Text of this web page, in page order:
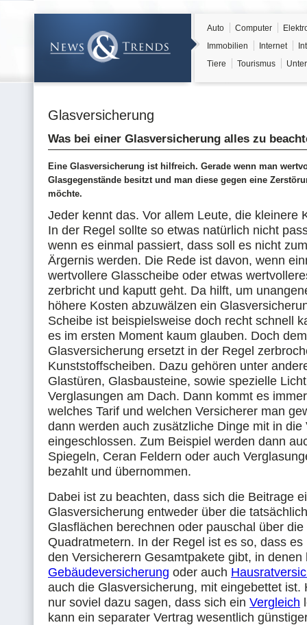
Auto Computer
Immobilien
Internet
Tiere
Tourismus
Glasversicherung
Was bei einer Glasversicherung alles zu
Eine Glasversicherung ist hilfreich. Gerade wenn man
Glasgegenstände besitzt und man diese gegen eine
möchte.
Jeder kennt das. Vor allem Leute, die kleinere
In der Regel sollte so etwas natürlich nicht
wenn es einmal passiert, dass soll es nicht
Ärgernis werden. Die Rede ist davon, wenn
wertvollere Glasscheibe oder etwas
zerbricht und kaputt geht. Da hilft, um
höhere Kosten abzuwälzen ein
Scheibe ist beispielsweise doch recht schnell
es im ersten Moment kaum glauben. Doch
Glasversicherung ersetzt in der Regel
Kunststoffscheiben. Dazu gehören unter
Glastüren, Glasbausteine, sowie spezielle
Verglasungen am Dach. Dann kommt es
welches Tarif und welchen Versicherer man
dann werden auch zusätzliche Dinge mit in die
eingeschlossen. Zum Beispiel werden dann
Spiegeln, Ceran Feldern oder auch
bezahlt und übernommen.
Dabei ist zu beachten, dass sich die Beitrage
Glasversicherung entweder über die
Glasflächen berechnen oder pauschal über
Quadratmetern. In der Regel ist es so, dass
den Versicherern Gesamtpakete gibt, in denen
Gebäudeversicherung oder auch
auch die Glasversicherung, mit eingebettet ist.
nur soviel dazu sagen, dass sich ein Vergleich
kann ein separater Vertrag wesentlich